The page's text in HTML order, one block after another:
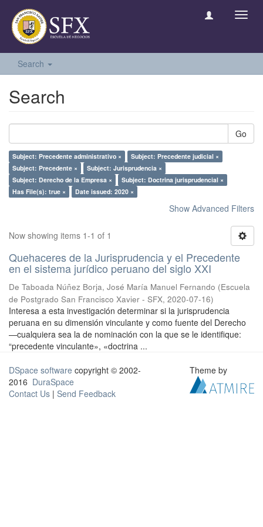
Search
Search
Go
Subject: Precedente administrativo ×
Subject: Precedente judicial ×
Subject: Precedente ×
Subject: Jurisprudencia ×
Subject: Derecho de la Empresa ×
Subject: Doctrina jurisprudencial ×
Has File(s): true ×
Date issued: 2020 ×
Show Advanced Filters
Now showing items 1-1 of 1
Quehaceres de la Jurisprudencia y el Precedente
en el sistema jurídico peruano del siglo XXI
De Taboada Núñez Borja, José María Manuel Fernando (Escuela
de Postgrado San Francisco Xavier - SFX, 2020-07-16)
Interesa a esta investigación determinar si la jurisprudencia
peruana en su dimensión vinculante y como fuente del Derecho
—cualquiera sea la de nominación con la que se le identifique:
“precedente vinculante», «doctrina ...
DSpace software copyright © 2002-
2016 DuraSpace
Contact Us | Send Feedback
Theme by